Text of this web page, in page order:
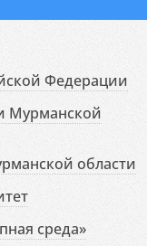
Федерации
Мурманской
области
среда»